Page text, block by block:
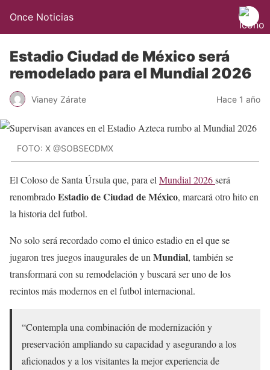
Once Noticias
Estadio Ciudad de México será
remodelado para el Mundial 2026
Vianey Zárate Hace 1 año
FOTO: X @SOBSECDMX
El Coloso de Santa Úrsula que, para el Mundial 2026será
renombradoEstadio de Ciudad de México, marcará otro hito en
la historia del futbol.
No solo será recordado como el único estadio en el que se
jugaron tres juegos inaugurales de un Mundial, también se
transformará con su remodelación y buscará ser uno de los
recintos más modernos en el futbol internacional.
“Contempla una combinación de modernización y
preservación ampliando su capacidad y asegurando a los
aficionados y a los visitantes la mejor experiencia de